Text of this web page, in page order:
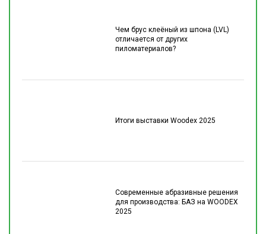
Чем брус клеёный из шпона (LVL)
отличается от других
пиломатериалов?
Итоги выставки Woodex 2025
Современные абразивные решения
для производства: БАЗ на WOODEX
2025